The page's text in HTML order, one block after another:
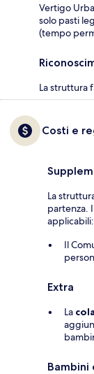
Vertigo
solo pasti
(tempo
La struttura
Costi e
La
partenza.
applicabili:
Il
Extra
La